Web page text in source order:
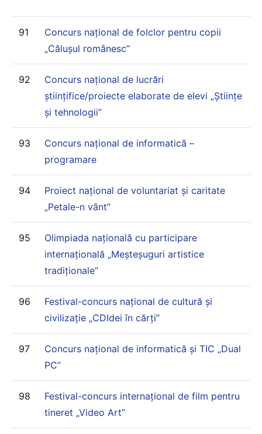
91
Concurs național de folclor pentru copii
„Călușul românesc”
92
Concurs național de lucrări
științifice/proiecte elaborate de elevi „Științe
și tehnologii”
93
Concurs național de informatică –
programare
94
Proiect național de voluntariat și caritate
„Petale-n vânt”
95
Olimpiada națională cu participare
internațională „Meșteșuguri artistice
tradiționale”
96
Festival-concurs național de cultură și
civilizație „CDIdei în cărți”
97
Concurs național de informatică și TIC „Dual
PC”
98
Festival-concurs internaţional de film pentru
tineret „Video Art”